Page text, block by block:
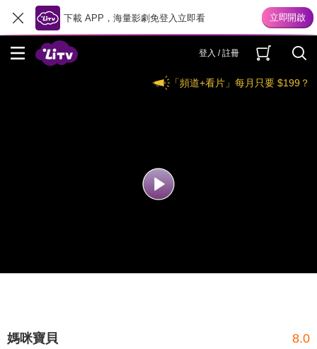
下載 APP，海量影劇免登入立即看
登入 / 註冊
「頻道+看片」每月只要 $199？
媽咪寶貝 8.0